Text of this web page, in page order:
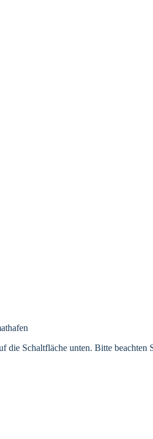
Schaltfläche unten. Bitte beachten